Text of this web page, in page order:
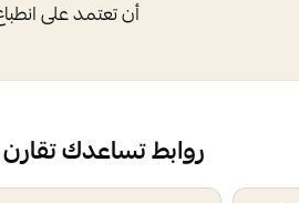
أن تعتمد على
روابط تساعدك